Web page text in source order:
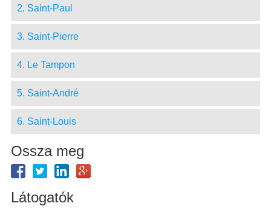
2. Saint-Paul
3. Saint-Pierre
4. Le Tampon
5. Saint-André
6. Saint-Louis
Ossza meg
Látogatók